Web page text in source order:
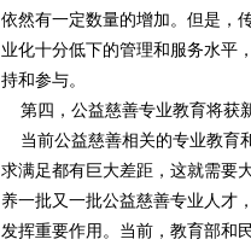
依然有一定数量的增加。但是，
业化十分低下的管理和服务水平
持和参与。
第四，公益慈善专业教育将获
当前公益慈善相关的专业教育
求满足都有巨大差距，这就需要
养一批又一批公益慈善专业人才
发挥重要作用。当前，教育部和